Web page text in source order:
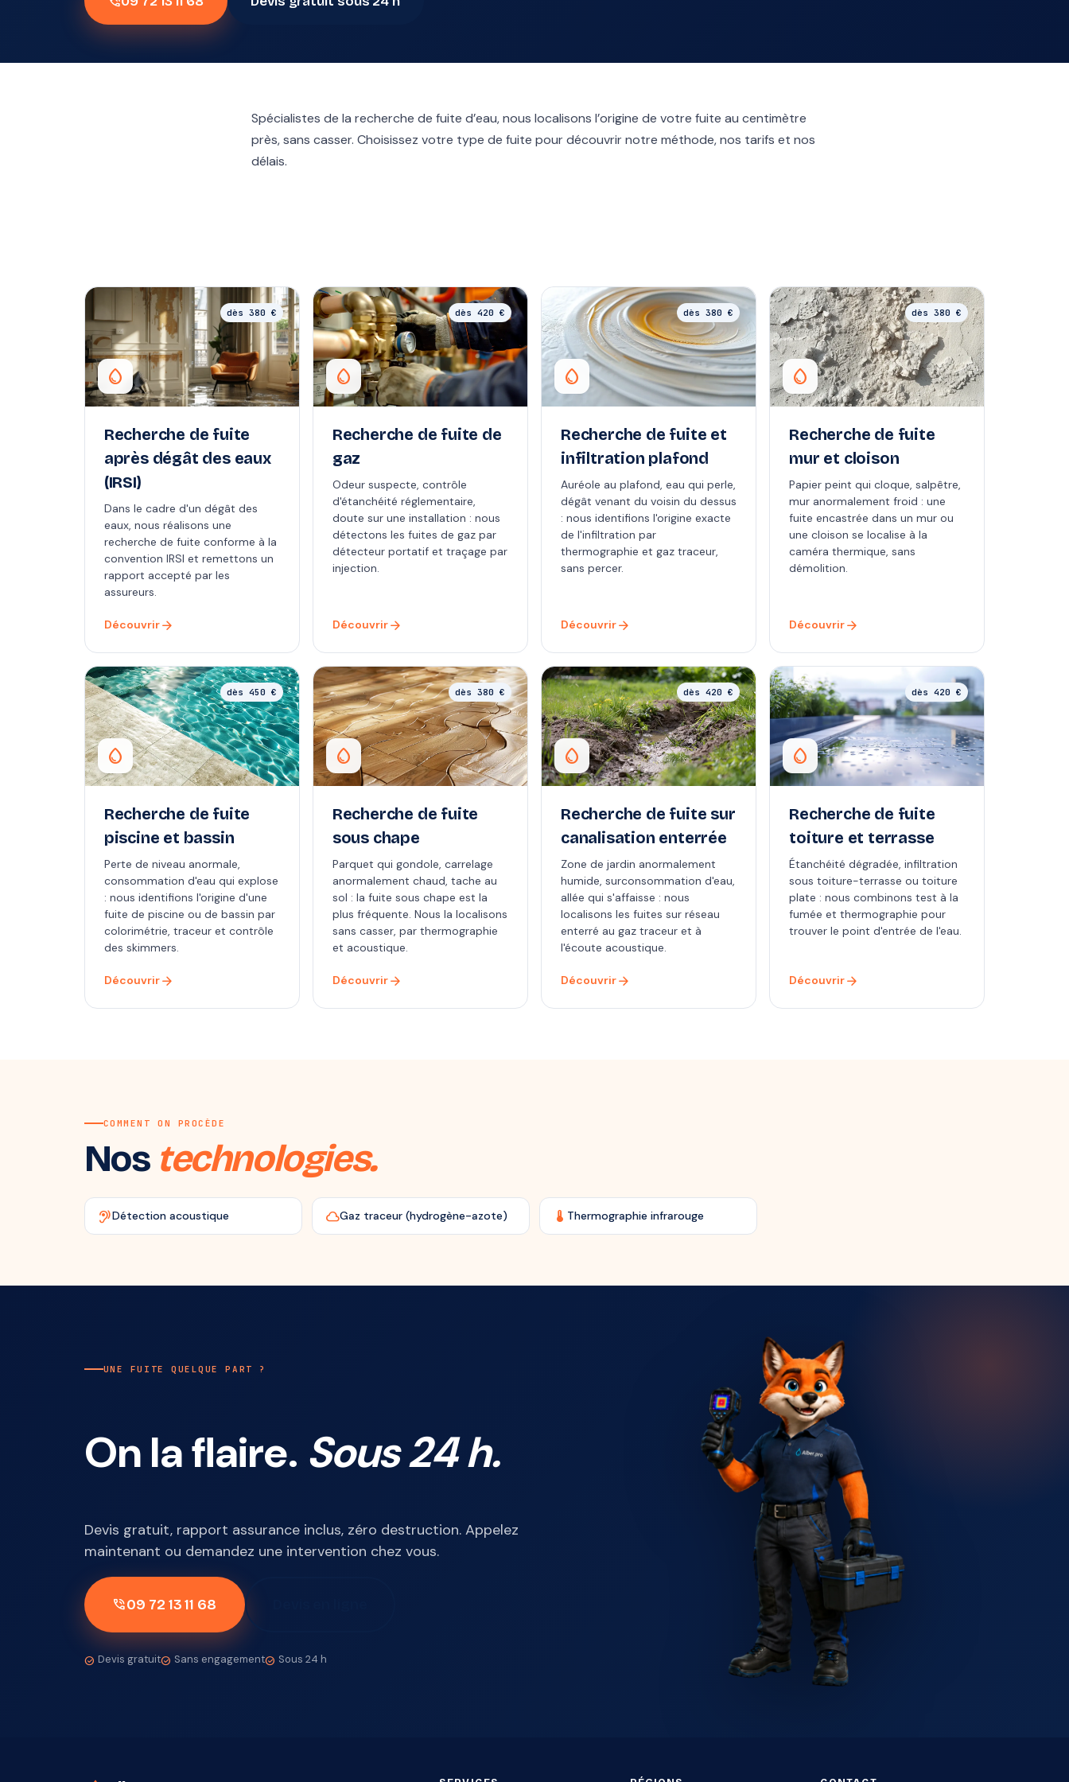
Spécialistes de la recherche de fuite d’eau, nous localisons l’origine de votre fuite au centimètre
près, sans casser. Choisissez votre type de fuite pour découvrir notre méthode, nos tarifs et nos
délais.
water_drop
dès 380 €
Recherche de fuite
après dégât des eaux
(IRSI)
Dans le cadre d'un dégât des
eaux, nous réalisons une
recherche de fuite conforme à la
convention IRSI et remettons un
rapport accepté par les
assureurs.
Découvrirarrow_forward
water_drop
dès 420 €
Recherche de fuite de
gaz
Odeur suspecte, contrôle
d'étanchéité réglementaire,
doute sur une installation : nous
détectons les fuites de gaz par
détecteur portatif et traçage par
injection.
Découvrirarrow_forward
water_drop
dès 380 €
Recherche de fuite et
infiltration plafond
Auréole au plafond, eau qui perle,
dégât venant du voisin du dessus
: nous identifions l'origine exacte
de l'infiltration par
thermographie et gaz traceur,
sans percer.
Découvrirarrow_forward
water_drop
dès 380 €
Recherche de fuite
mur et cloison
Papier peint qui cloque, salpêtre,
mur anormalement froid : une
fuite encastrée dans un mur ou
une cloison se localise à la
caméra thermique, sans
démolition.
Découvrirarrow_forward
water_drop
dès 450 €
Recherche de fuite
piscine et bassin
Perte de niveau anormale,
consommation d'eau qui explose
: nous identifions l'origine d'une
fuite de piscine ou de bassin par
colorimétrie, traceur et contrôle
des skimmers.
Découvrirarrow_forward
water_drop
dès 380 €
Recherche de fuite
sous chape
Parquet qui gondole, carrelage
anormalement chaud, tache au
sol : la fuite sous chape est la
plus fréquente. Nous la localisons
sans casser, par thermographie
et acoustique.
Découvrirarrow_forward
water_drop
dès 420 €
Recherche de fuite sur
canalisation enterrée
Zone de jardin anormalement
humide, surconsommation d'eau,
allée qui s'affaisse : nous
localisons les fuites sur réseau
enterré au gaz traceur et à
l'écoute acoustique.
Découvrirarrow_forward
water_drop
dès 420 €
Recherche de fuite
toiture et terrasse
Étanchéité dégradée, infiltration
sous toiture-terrasse ou toiture
plate : nous combinons test à la
fumée et thermographie pour
trouver le point d'entrée de l'eau.
Découvrirarrow_forward
COMMENT ON PROCÈDE
Nos technologies.
hearingDétection acoustique cloudGaz traceur (hydrogène-azote) device_thermostat Thermographie infrarouge
UNE FUITE QUELQUE PART ?
On la flaire. Sous 24 h.
Devis gratuit, rapport assurance inclus, zéro destruction. Appelez
maintenant ou demandez une intervention chez vous.
phone_in_talk09 72 13 11 68
check_circle Devis gratuitcheck_circle Sans engagementcheck_circle Sous 24 h